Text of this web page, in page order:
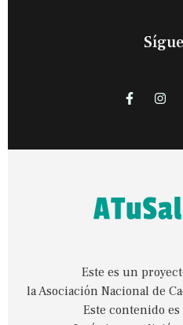
Este es un
la Asociación Nacional de
Este contenido